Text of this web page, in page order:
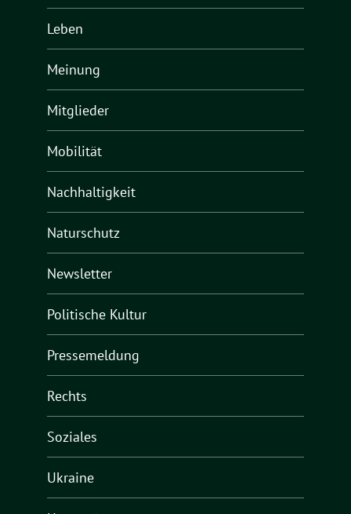
Leben
Meinung
Mitglieder
Mobilität
Nachhaltigkeit
Naturschutz
Newsletter
Politische Kultur
Pressemeldung
Rechts
Soziales
Ukraine